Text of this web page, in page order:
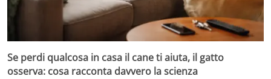
Se perdi qualcosa in casa il cane ti aiuta, il gatto
osserva: cosa racconta davvero la scienza